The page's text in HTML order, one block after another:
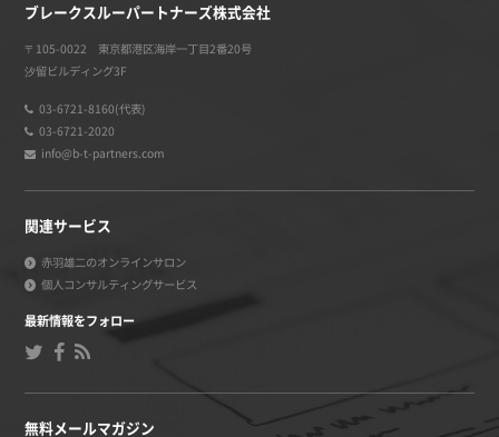
ブレークスルーパートナーズ株式会社
〒105-0022 東京都港区海岸一丁目2番20号
汐留ビルディング3F
03-6721-8160(代表)
03-6721-2020
info@b-t-partners.com
関連サービス
赤羽雄二のオンラインサロン
個人コンサルティングサービス
最新情報をフォロー
無料メールマガジン